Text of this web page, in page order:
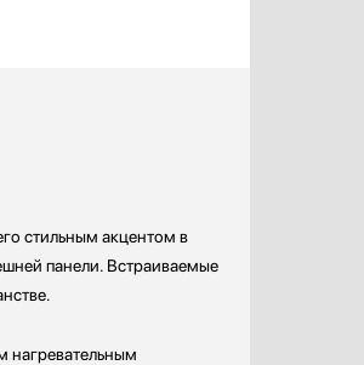
стильным акцентом в
панели. Встраиваемые
нагревательным